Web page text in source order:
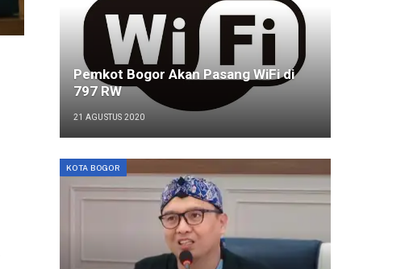
Pemkot Bogor Akan Pasang WiFi di
797 RW
21 AGUSTUS 2020
KOTA BOGOR